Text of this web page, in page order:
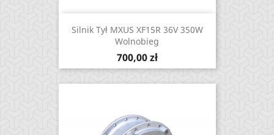
Silnik Tył MXUS XF15R 36V 350W
Wolnobieg
Cena
700,00 zł